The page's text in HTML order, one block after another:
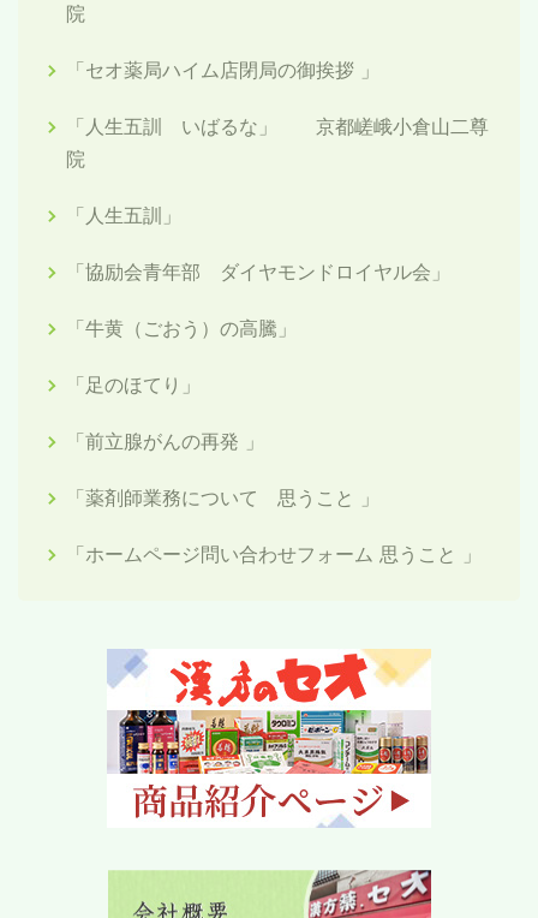
院
「セオ薬局ハイム店閉局の御挨拶 」
「人生五訓 いばるな」 京都嵯峨小倉山二尊
院
「人生五訓」
「協励会青年部 ダイヤモンドロイヤル会」
「牛黄（ごおう）の高騰」
「足のほてり」
「前立腺がんの再発 」
「薬剤師業務について 思うこと 」
「ホームページ問い合わせフォーム 思うこと 」